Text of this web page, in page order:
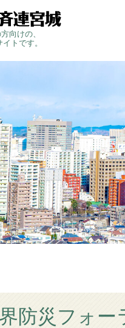
向けの、
トです。
防災フォー